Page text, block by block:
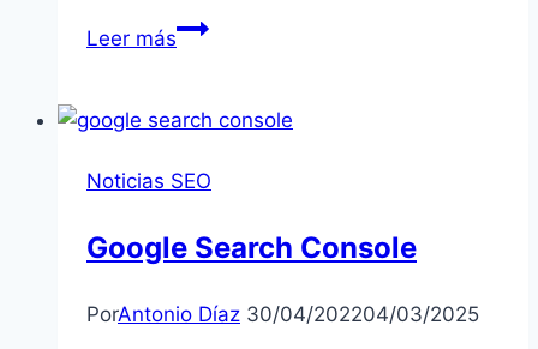
Leer másLas
de
en
Una
Completa
Noticias SEO
Google Search Console
PorAntonio Díaz 30/04/202204/03/2025